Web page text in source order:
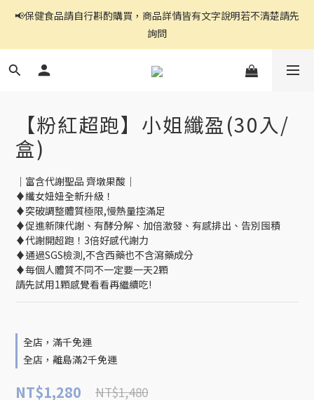
官網都是自助下單,右上角↗️三條線點開可看到商品分頁
📢保健食品請自行斟酌購買，商品詳情皆有文字說明若不清楚請先
詢問
官網都是自助下單,右上角↗️三條線點開可看到商品分頁
【粉紅超跑】小姐纖盈(30入/
盒)
｜富含代謝聖品 齊墩果酸｜
♦纖女妞妞全新升級！
♦突破調整體質極限,慢熱量控滿足
♦促進新陳代謝、有酵分解、加倍激發、有感排出、告別囤積
♦代謝開超跑！3倍好感代謝力
♦通過SGS檢測,不含西藥也不含瀉藥成分
♦每個人體質不同不一定要一天2顆
請先試用1顆感覺看看再繼續吃!
全店，滿千免運
全店，離島滿2千免運
NT$1,280 NT$1,480